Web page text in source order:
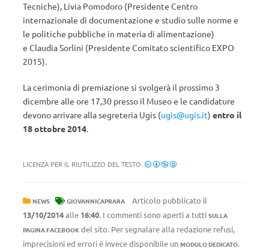
Tecniche), Livia Pomodoro (Presidente Centro
internazionale di documentazione e studio sulle norme e
le politiche pubbliche in materia di alimentazione)
e Claudia Sorlini (Presidente Comitato scientifico EXPO
2015).
La cerimonia di premiazione si svolgerà il prossimo 3
dicembre alle ore 17,30 presso il Museo e le candidature
devono arrivare alla segreteria Ugis (ugis@ugis.it) entro il
18 ottobre 2014.
LICENZA PER IL RIUTILIZZO DEL TESTO:
NEWS GIOVANNICAPRARA
Articolo pubblicato il
13/10/2014alle 16:40. I commenti sono aperti a tutti SULLA
PAGINA FACEBOOK del sito. Per segnalare alla redazione refusi,
imprecisioni ed errori è invece disponibile un MODULO DEDICATO.